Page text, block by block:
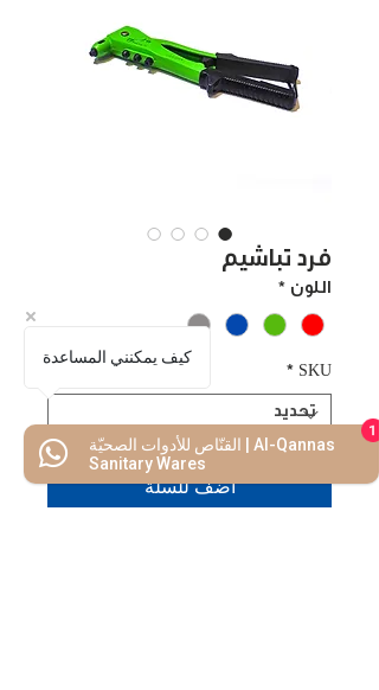
فرد تباشيم
اللون *
SKU
*
اضف للسلة
كيف يمكنني المساعدة
القنّاص للأدوات الصحيّة | Al-Qannas
Sanitary Wares
1